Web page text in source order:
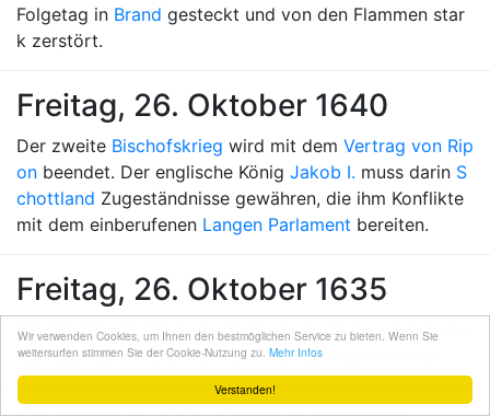
Verstanden!
Wir verwenden Cookies, um Ihnen den bestmöglichen Service zu bieten. Wenn Sie
weitersurfen stimmen Sie der Cookie-Nutzung zu. Mehr Infos
Folgetag in Brand gesteckt und von den Flammen star
k zerstört.
Freitag, 26. Oktober 1640
Der zweite Bischofskrieg wird mit dem Vertrag von Rip
on beendet. Der englische König Jakob I. muss darin S
chottland Zugeständnisse gewähren, die ihm Konflikte
mit dem einberufenen Langen Parlament bereiten.
Freitag, 26. Oktober 1635
27. Oktober:Vertrag von Saint-Germain-en-Laye zwisc
henLudwig XIII. undBernhard von Sachsen-Weimar